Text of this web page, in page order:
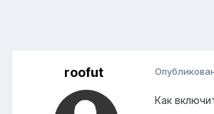
roofut
Как